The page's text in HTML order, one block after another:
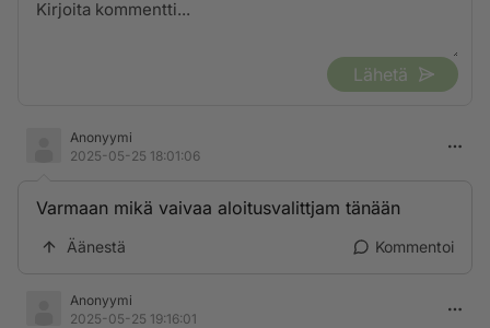
Lähetä
Anonyymi
2025-05-25 18:01:06
Varmaan mikä vaivaa aloitusvalittjam tänään
Äänestä Kommentoi
Anonyymi
2025-05-25 19:16:01